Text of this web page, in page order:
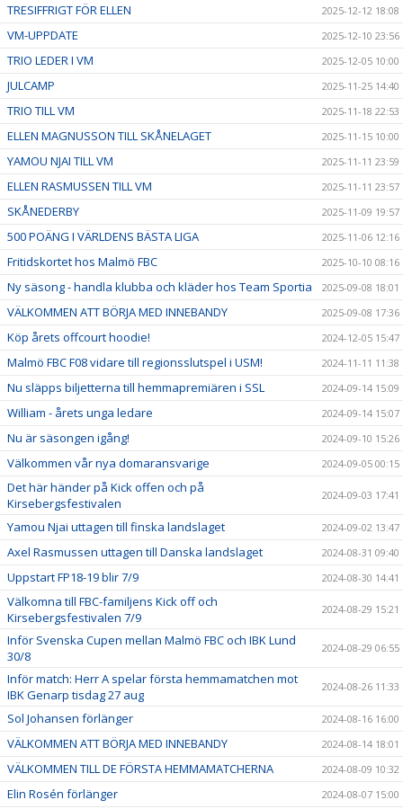
TRESIFFRIGT FÖR ELLEN 2025-12-12 18:08
VM-UPPDATE 2025-12-10 23:56
TRIO LEDER I VM 2025-12-05 10:00
JULCAMP 2025-11-25 14:40
TRIO TILL VM 2025-11-18 22:53
ELLEN MAGNUSSON TILL SKÅNELAGET 2025-11-15 10:00
YAMOU NJAI TILL VM 2025-11-11 23:59
ELLEN RASMUSSEN TILL VM 2025-11-11 23:57
SKÅNEDERBY 2025-11-09 19:57
500 POÄNG I VÄRLDENS BÄSTA LIGA 2025-11-06 12:16
Fritidskortet hos Malmö FBC 2025-10-10 08:16
Ny säsong - handla klubba och kläder hos Team Sportia 2025-09-08 18:01
VÄLKOMMEN ATT BÖRJA MED INNEBANDY 2025-09-08 17:36
Köp årets offcourt hoodie! 2024-12-05 15:47
Malmö FBC F08 vidare till regionsslutspel i USM! 2024-11-11 11:38
Nu släpps biljetterna till hemmapremiären i SSL 2024-09-14 15:09
William - årets unga ledare 2024-09-14 15:07
Nu är säsongen igång! 2024-09-10 15:26
Välkommen vår nya domaransvarige 2024-09-05 00:15
Det här händer på Kick offen och på
Kirsebergsfestivalen
2024-09-03 17:41
Yamou Njai uttagen till finska landslaget 2024-09-02 13:47
Axel Rasmussen uttagen till Danska landslaget 2024-08-31 09:40
Uppstart FP18-19 blir 7/9 2024-08-30 14:41
Välkomna till FBC-familjens Kick off och
Kirsebergsfestivalen 7/9
2024-08-29 15:21
Inför Svenska Cupen mellan Malmö FBC och IBK Lund
30/8
2024-08-29 06:55
Inför match: Herr A spelar första hemmamatchen mot
IBK Genarp tisdag 27 aug
2024-08-26 11:33
Sol Johansen förlänger 2024-08-16 16:00
VÄLKOMMEN ATT BÖRJA MED INNEBANDY 2024-08-14 18:01
VÄLKOMMEN TILL DE FÖRSTA HEMMAMATCHERNA 2024-08-09 10:32
Elin Rosén förlänger 2024-08-07 15:00